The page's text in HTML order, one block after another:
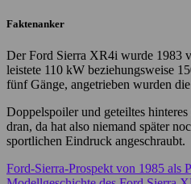
Faktenanker
Der Ford Sierra XR4i wurde 1983
leistete 110 kW beziehungsweise
fünf Gänge, angetrieben wurden
Doppelspoiler und geteiltes
dran, da hat also niemand später
sportlichen Eindruck angeschraubt.
Ford-Sierra-Prospekt von 1985 als